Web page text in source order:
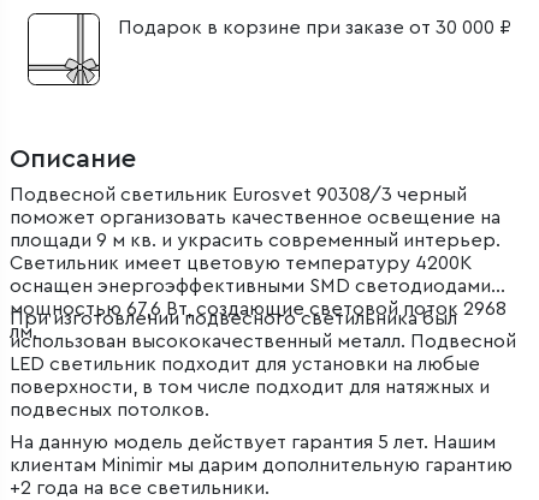
Подарок в корзине при заказе от 30 000 ₽
Описание
Подвесной светильник Eurosvet 90308/3 черный
поможет организовать качественное освещение на
площади 9 м кв. и украсить современный интерьер.
Светильник имеет цветовую температуру 4200К
оснащен энергоэффективными SMD светодиодами
мощностью 67,6 Вт, создающие световой поток 2968
лм.
При изготовлении подвесного светильника был
использован высококачественный металл. Подвесной
LED светильник подходит для установки на любые
поверхности, в том числе подходит для натяжных и
подвесных потолков.
На данную модель действует гарантия 5 лет. Нашим
клиентам Minimir мы дарим дополнительную гарантию
+2 года на все светильники.